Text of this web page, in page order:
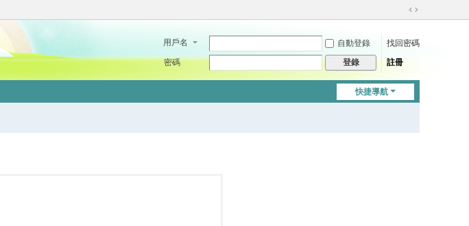
切
到
用戶名 自動登錄
找回密碼
密碼
登錄 註冊
快捷導航